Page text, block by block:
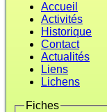
Accueil
Activités
Historique
Contact
Actualités
Liens
Lichens
Fiches